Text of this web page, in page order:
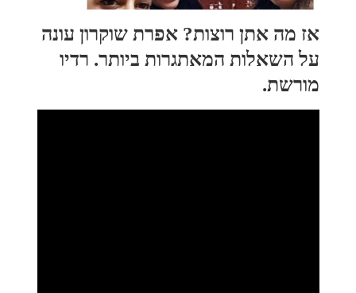
אז מה אתן רוצות? אפרת שוקרון עונה
על השאלות המאתגרות ביותר. רדיו
מורשת.